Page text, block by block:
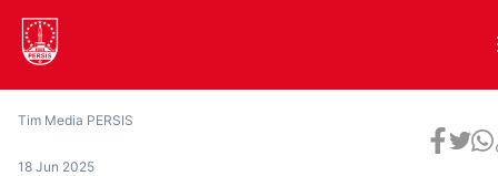
Tim Media PERSIS
18 Jun 2025